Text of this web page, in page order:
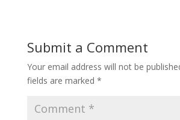
Submit a Comment
Your email address will not be
fields are marked *